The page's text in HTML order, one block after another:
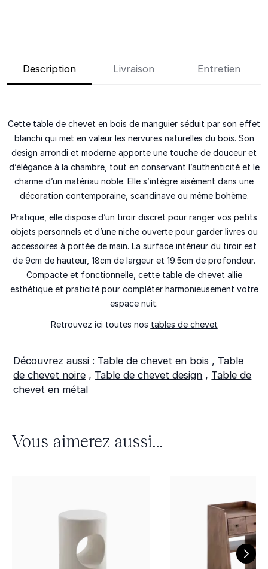
Description Livraison Entretien
Cette table de chevet en bois de manguier séduit par son effet
blanchi qui met en valeur les nervures naturelles du bois. Son
design arrondi et moderne apporte une touche de douceur et
d’élégance à la chambre, tout en conservant l’authenticité et le
charme d’un matériau noble. Elle s’intègre aisément dans une
décoration contemporaine, scandinave ou même bohème.
Pratique, elle dispose d’un tiroir discret pour ranger vos petits
objets personnels et d’une niche ouverte pour garder livres ou
accessoires à portée de main. La surface intérieur du tiroir est
de 9cm de hauteur, 18cm de largeur et 19.5cm de profondeur.
Compacte et fonctionnelle, cette table de chevet allie
esthétique et praticité pour compléter harmonieusement votre
espace nuit.
Retrouvez ici toutes nos tables de chevet
Découvrez aussi : Table de chevet en bois , Table
de chevet noire , Table de chevet design , Table de
chevet en métal
Vous aimerez aussi...